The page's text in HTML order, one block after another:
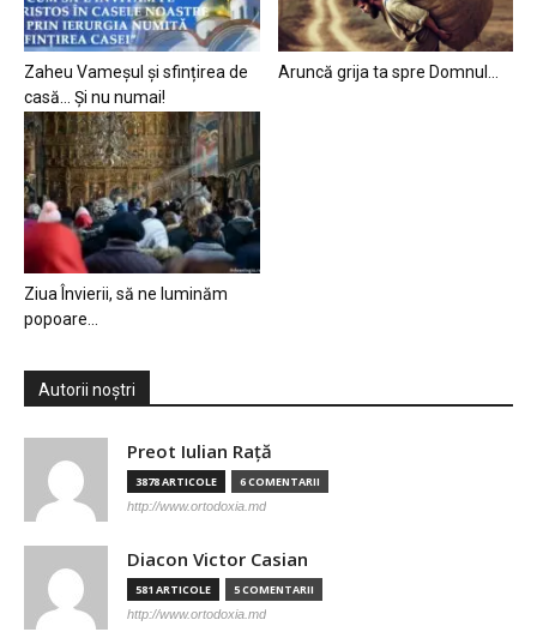
Zaheu Vameșul și sfințirea de
casă… Și nu numai!
Aruncă grija ta spre Domnul…
Ziua Învierii, să ne luminăm
popoare…
Autorii noștri
Preot Iulian Raţă
3878 ARTICOLE 6 COMENTARII
http://www.ortodoxia.md
Diacon Victor Casian
581 ARTICOLE 5 COMENTARII
http://www.ortodoxia.md